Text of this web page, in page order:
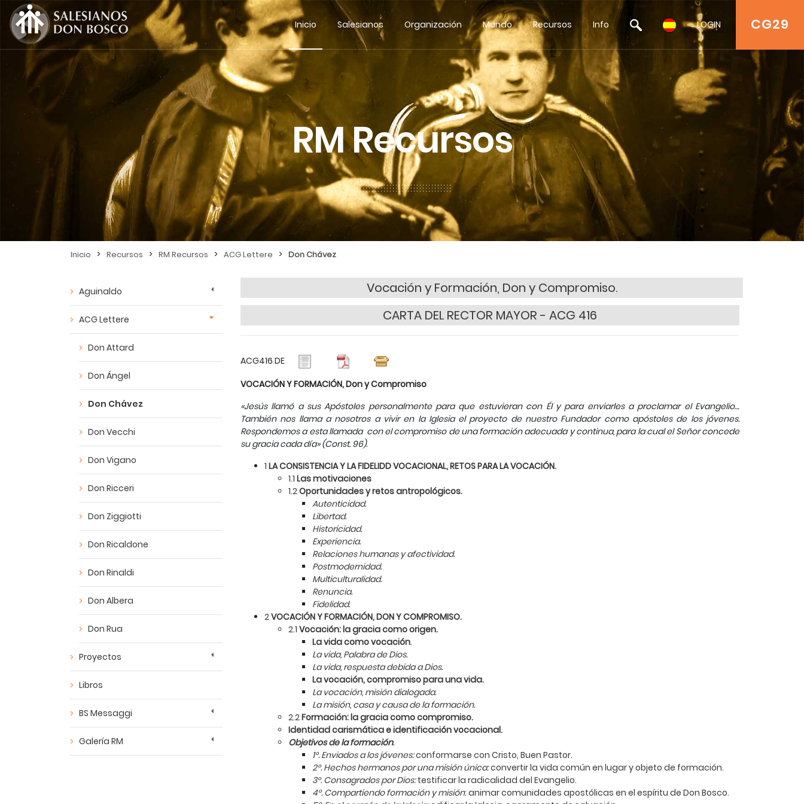
CG29
Inicio Salesianos Organización Mundo Recursos Info LOGIN
RM Recursos
Inicio > Recursos > RM Recursos > ACG Lettere > Don Chávez
Aguinaldo
ACG Lettere
Don Attard
Don Ángel
Don Chávez
Don Vecchi
Don Vigano
Don Ricceri
Don Ziggiotti
Don Ricaldone
Don Rinaldi
Don Albera
Don Rua
Proyectos
Libros
BS Messaggi
Galería RM
Vocación y Formación, Don y Compromiso.
CARTA DEL RECTOR MAYOR - ACG 416
ACG416 DE
VOCACIÓN Y FORMACIÓN, Don y Compromiso
«Jesús llamó a sus Apóstoles personalmente para que estuvieran con Él y para enviarles a proclamar el Evangelio…
También nos llama a nosotros a vivir en la Iglesia el proyecto de nuestro Fundador como apóstoles de los jóvenes.
Respondemos a esta llamada con el compromiso de una formación adecuada y continua, para la cual el Señor concede
su gracia cada día» (Const. 96).
1 LA CONSISTENCIA Y LA FIDELIDD VOCACIONAL, RETOS PARA LA VOCACIÓN.
1.1 Las motivaciones
1.2Oportunidades y retos antropológicos.
Autenticidad.
Libertad.
Historicidad.
Experiencia.
Relaciones humanas y afectividad.
Postmodernidad.
Multiculturalidad.
Renuncia.
Fidelidad.
2VOCACIÓN Y FORMACIÓN, DON Y COMPROMISO.
2.1 Vocación: la gracia como origen.
La vida como vocación.
La vida, Palabra de Dios.
La vida, respuesta debida a Dios.
La vocación, compromiso para una vida.
La vocación, misión dialogada.
La misión, casa y causa de la formación.
2.2Formación: la gracia como compromiso.
Identidad carismática e identificación vocacional.
Objetivos de la formación.
1°. Enviados a los jóvenes:conformarse con Cristo, Buen Pastor.
2°. Hechos hermanos por una misión única:convertir la vida común en lugar y objeto de formación.
3°. Consagrados por Dios:testificar la radicalidad del Evangelio.
4°. Compartiendo formación y misión: animar comunidades apostólicas en el espíritu de Don Bosco.